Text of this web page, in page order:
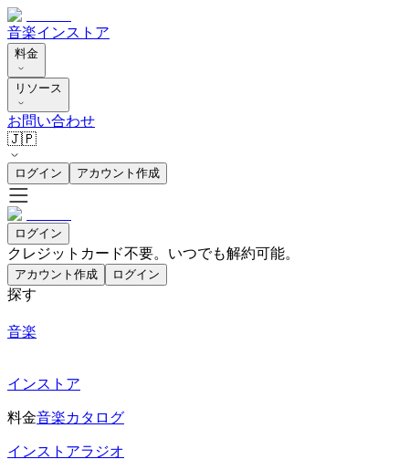
音楽インストア
料金
リソース
お問い合わせ
🇯🇵
ログイン アカウント作成
ログイン
クレジットカード不要。いつでも解約可能。
アカウント作成 ログイン
探す
音楽
インストア
料金音楽カタログ
インストアラジオ